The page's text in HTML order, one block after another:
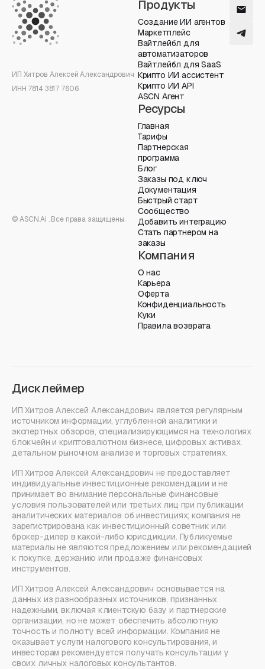
ИП Хитров Алексей Александрович
ИНН 7814 3817 7606
© ASCN.AI . Все права защищены.
Продукты
Создание ИИ агентов
Маркетплейс
Вайтлейбл для
автоматизаторов
Вайтлейбл для SaaS
Крипто ИИ ассистент
Крипто ИИ API
ASCN Агент
Ресурсы
Главная
Тарифы
Партнерская
программа
Блог
Заказы под ключ
Документация
Быстрый старт
Сообщество
Добавить интеграцию
Стать партнером на
заказы
Компания
О нас
Карьера
Оферта
Конфиденциальность
Куки
Правила возврата
Дисклеймер
ИП Хитров Алексей Александрович является регулярным
источником информации, углубленной аналитики и
экспертных обзоров, специализирующимся на технологиях
блокчейн и криптовалютном бизнесе, цифровых активах,
детальном рыночном анализе и торговых стратегиях.
ИП Хитров Алексей Александрович не предоставляет
индивидуальные инвестиционные рекомендации и не
принимает во внимание персональные финансовые
условия пользователей или третьих лиц при публикации
аналитических материалов об инвестициях; компания не
зарегистрирована как инвестиционный советник или
брокер-дилер в какой-либо юрисдикции. Публикуемые
материалы не являются предложением или рекомендацией
к покупке, держанию или продаже финансовых
инструментов.
ИП Хитров Алексей Александрович основывается на
данных из разнообразных источников, признанных
надежными, включая клиентскую базу и партнерские
организации, но не может обеспечить абсолютную
точность и полноту всей информации. Компания не
оказывает услуги налогового консультирования, и
инвесторам рекомендуется получать консультации у
своих личных налоговых консультантов.